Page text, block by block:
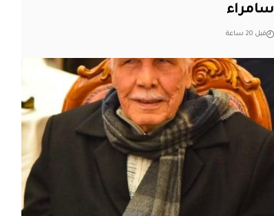
سامراء
قبل 20 ساعة